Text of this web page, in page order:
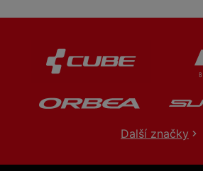
Další značky